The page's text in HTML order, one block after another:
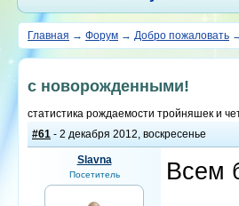
Главная → Форум → Добро пожаловать
с новорожденными!
статистика рождаемости тройняшек и
#61 - 2 декабря 2012, воскресенье
Slavna
Посетитель Всем